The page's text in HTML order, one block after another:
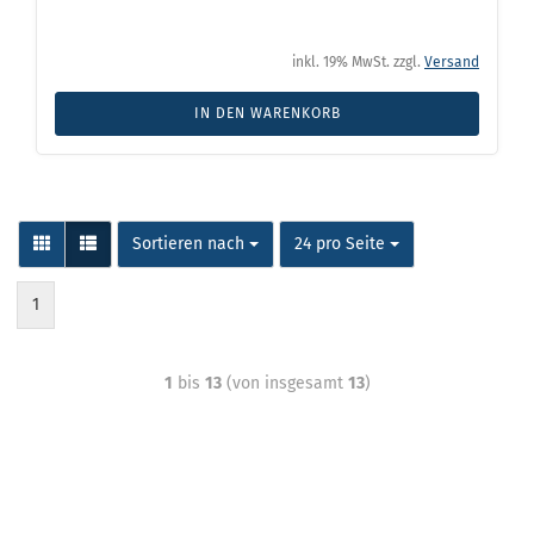
inkl. 19% MwSt. zzgl. Versand
IN DEN WARENKORB
Sortieren nach 24 pro Seite
1
1 bis 13(von insgesamt 13)